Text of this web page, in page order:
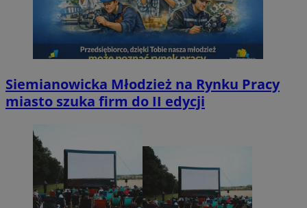
Siemianowicka Młodzież na Rynku Pracy
miasto szuka firm do II edycji